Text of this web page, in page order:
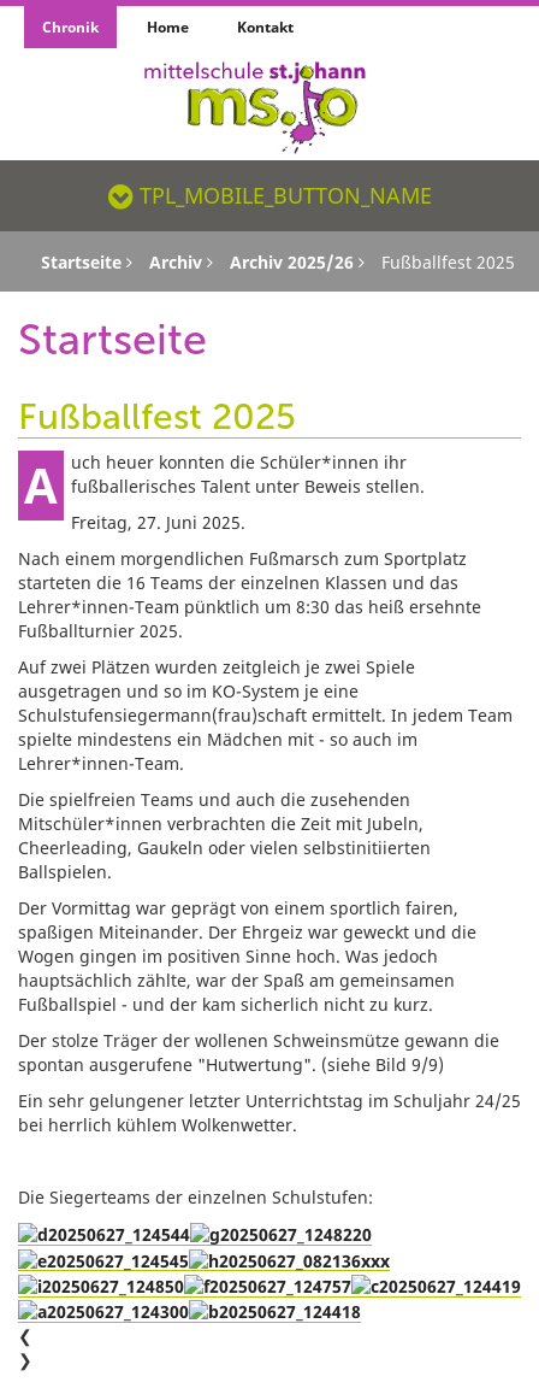
Chronik Home Kontakt
TPL_MOBILE_BUTTON_NAME_SR
TPL_MOBILE_BUTTON_NAME
Startseite Archiv Archiv 2025/26 Fußballfest 2025
Startseite
Fußballfest 2025
Auch heuer konnten die Schüler*innen ihr fußballerisches Talent unter Beweis stellen.
Freitag, 27. Juni 2025.
Nach einem morgendlichen Fußmarsch zum Sportplatz
starteten die 16 Teams der einzelnen Klassen und das
Lehrer*innen-Team pünktlich um 8:30 das heiß ersehnte
Fußballturnier 2025.
Auf zwei Plätzen wurden zeitgleich je zwei Spiele
ausgetragen und so im KO-System je eine
Schulstufensiegermann(frau)schaft ermittelt. In jedem Team
spielte mindestens ein Mädchen mit - so auch im
Lehrer*innen-Team.
Die spielfreien Teams und auch die zusehenden
Mitschüler*innen verbrachten die Zeit mit Jubeln,
Cheerleading, Gaukeln oder vielen selbstinitiierten
Ballspielen.
Der Vormittag war geprägt von einem sportlich fairen,
spaßigen Miteinander. Der Ehrgeiz war geweckt und die
Wogen gingen im positiven Sinne hoch. Was jedoch
hauptsächlich zählte, war der Spaß am gemeinsamen
Fußballspiel - und der kam sicherlich nicht zu kurz.
Der stolze Träger der wollenen Schweinsmütze gewann die
spontan ausgerufene "Hutwertung". (siehe Bild 9/9)
Ein sehr gelungener letzter Unterrichtstag im Schuljahr 24/25
bei herrlich kühlem Wolkenwetter.
Die Siegerteams der einzelnen Schulstufen:
❮
❯